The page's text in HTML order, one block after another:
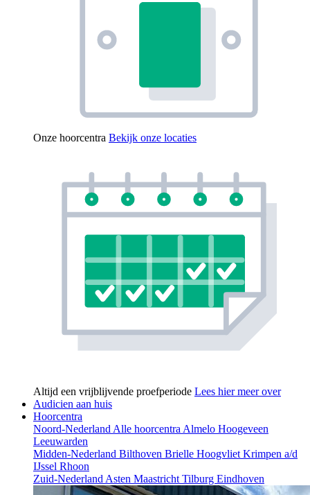
Onze hoorcentra Bekijk onze locaties
Altijd een vrijblijvende proefperiode Lees hier meer over
Audicien aan huis
Hoorcentra
Noord-Nederland Alle hoorcentra Almelo Hoogeveen
Leeuwarden
Midden-Nederland Bilthoven Brielle Hoogvliet Krimpen a/d
IJssel Rhoon
Zuid-Nederland Asten Maastricht Tilburg Eindhoven